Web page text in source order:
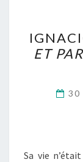
ET
30
Sa vie